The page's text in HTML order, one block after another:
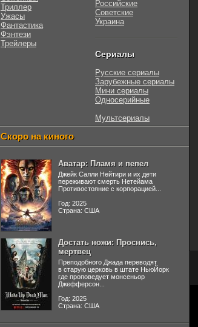
Триллер
Ужасы
Фантастика
Фэнтези
Трейлеры
Российские
Советские
Украина
Сериалы
Русские сериалы
Зарубежные сериалы
Мини сериалы
Односерийные
Мультсериалы
Скоро на киного
Аватар: Пламя и пепел
Джейк Салли Нейтири и их дети
переживают смерть Нетейама
Противостояние с корпорацией...
Год: 2025
Страна: США
Достать ножи: Проснись,
мертвец
Преподобного Джада переводят
в старую церковь в штате НьюЙорк
где проповедует монсеньор
Джефферсон...
Год: 2025
Страна: США